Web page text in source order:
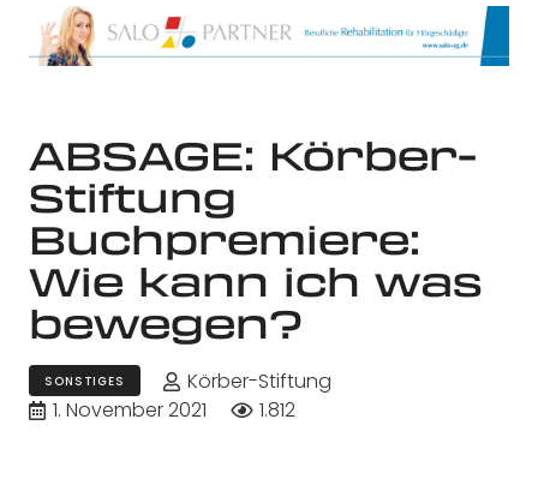
ABSAGE: Körber-
Stiftung
Buchpremiere:
Wie kann ich was
bewegen?
SONSTIGES
Körber-Stiftung
1. November 2021
1.812